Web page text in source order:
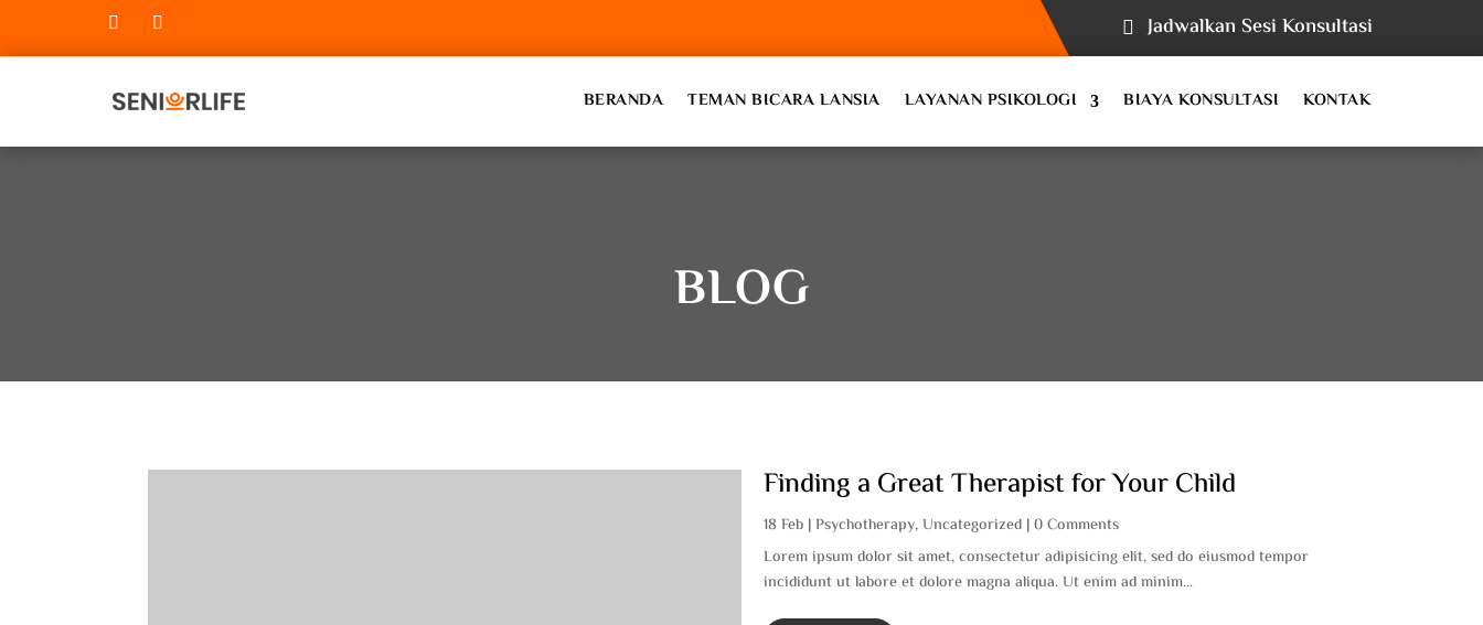
Jadwalkan Sesi Konsultasi
BERANDA TEMAN BICARA LANSIA LAYANAN PSIKOLOGI BIAYA KONSULTASI KONTAK
BLOG
Finding a Great Therapist for Your Child
18 Feb |Psychotherapy,Uncategorized | 0 Comments
Lorem ipsum dolor sit amet, consectetur adipisicing elit, sed do eiusmod tempor
incididunt ut labore et dolore magna aliqua. Ut enim ad minim...